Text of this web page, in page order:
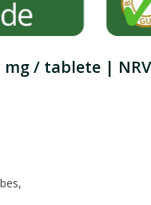
/ tablete |